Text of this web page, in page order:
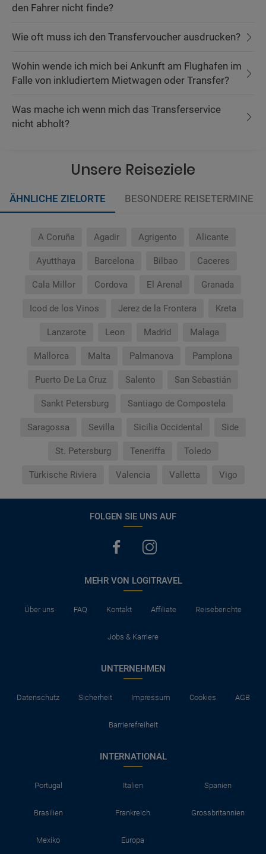
den Fahrer nicht finde?
Wie oft muss ich den Transfervoucher ausdrucken?
Wohin wende ich mich bei Ankunft am Flughafen im
Falle von inkludiertem Mietwagen oder Transfer?
Was mache ich wenn mich das Transferservice
nicht abholt?
Unsere Reiseziele
ÄHNLICHE ZIELORTE BESONDERE REISETERMINE
A Coruña Agadir Agrigento Alicante
Ayutthaya Barcelona Bilbao Caceres
Cala Millor Cordova El Arenal Granada
Icod de los Vinos Jerez de la Frontera Kreta
Lanzarote Leon Madrid Malaga
Mallorca Malta Palmanova Pamplona
Puerto De La Cruz Salento San Sebastián
Sankt Petersburg Santiago de Compostela
Saragossa Sevilla Sicilia Occidental Side
St. Petersburg Teneriffa Toledo
Türkische Riviera Valencia Valletta Vigo
FOLGEN SIE UNS AUF
MEHR VON LOGITRAVEL
Über uns FAQ Kontakt Affiliate Reiseberichte
Jobs & Karriere
UNTERNEHMEN
Datenschutz Sicherheit Impressum Cookies AGB
Barrierefreiheit
INTERNATIONAL
Portugal Italien Spanien
Brasilien Frankreich Grossbritannien
Mexiko Europa